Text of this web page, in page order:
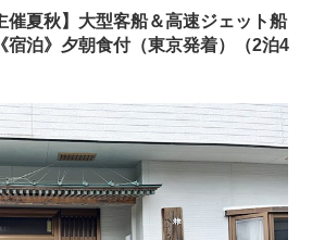
夏秋】大型客船＆高速ジェット船
宿泊》夕朝食付（東京発着）（2泊4